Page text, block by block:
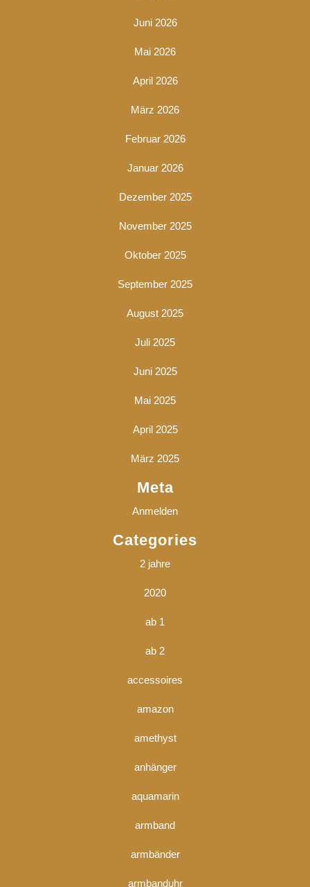
Juni 2026
Mai 2026
April 2026
März 2026
Februar 2026
Januar 2026
Dezember 2025
November 2025
Oktober 2025
September 2025
August 2025
Juli 2025
Juni 2025
Mai 2025
April 2025
März 2025
Meta
Anmelden
Categories
2 jahre
2020
ab 1
ab 2
accessoires
amazon
amethyst
anhänger
aquamarin
armband
armbänder
armbanduhr